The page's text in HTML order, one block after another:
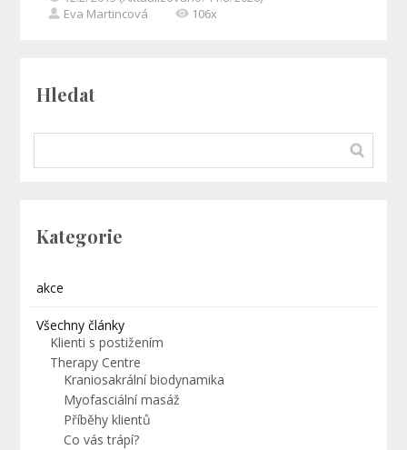
Eva Martincová
106x
Hledat
Kategorie
akce
Všechny články
Klienti s postižením
Therapy Centre
Kraniosakrální biodynamika
Myofasciální masáž
Příběhy klientů
Co vás trápí?